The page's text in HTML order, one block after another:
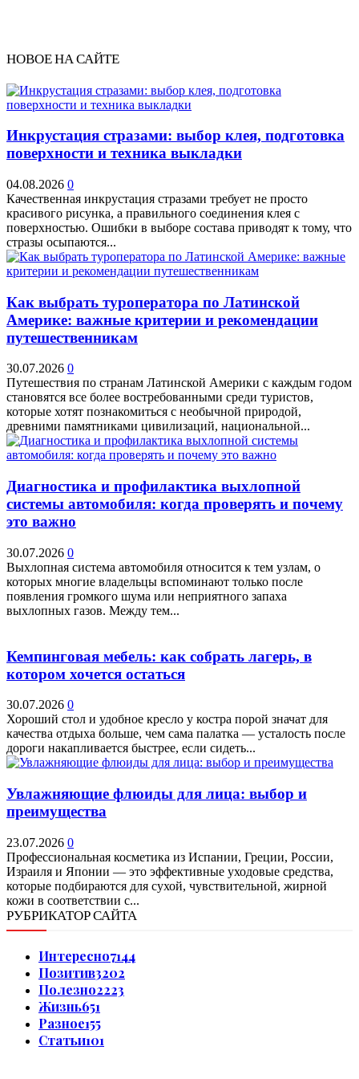
НОВОЕ НА САЙТЕ
Инкрустация стразами: выбор клея, подготовка
поверхности и техника выкладки
04.08.2026 0
Качественная инкрустация стразами требует не просто
красивого рисунка, а правильного соединения клея с
поверхностью. Ошибки в выборе состава приводят к тому, что
стразы осыпаются...
Как выбрать туроператора по Латинской
Америке: важные критерии и рекомендации
путешественникам
30.07.2026 0
Путешествия по странам Латинской Америки с каждым годом
становятся все более востребованными среди туристов,
которые хотят познакомиться с необычной природой,
древними памятниками цивилизаций, национальной...
Диагностика и профилактика выхлопной
системы автомобиля: когда проверять и почему
это важно
30.07.2026 0
Выхлопная система автомобиля относится к тем узлам, о
которых многие владельцы вспоминают только после
появления громкого шума или неприятного запаха
выхлопных газов. Между тем...
Кемпинговая мебель: как собрать лагерь, в
котором хочется остаться
30.07.2026 0
Хороший стол и удобное кресло у костра порой значат для
качества отдыха больше, чем сама палатка — усталость после
дороги накапливается быстрее, если сидеть...
Увлажняющие флюиды для лица: выбор и
преимущества
23.07.2026 0
Профессиональная косметика из Испании, Греции, России,
Израиля и Японии — это эффективные уходовые средства,
которые подбираются для сухой, чувствительной, жирной
кожи в соответствии с...
РУБРИКАТОР САЙТА
Интересно7144
Позитив3202
Полезно2223
Жизнь651
Разное155
Статьи101